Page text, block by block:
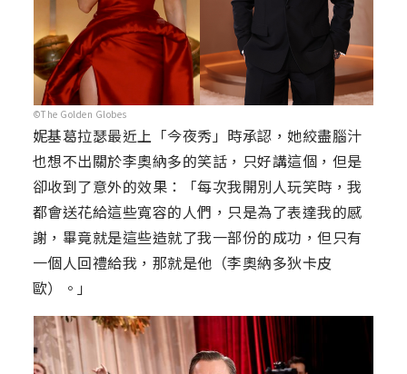
©The Golden Globes
妮基葛拉瑟最近上「今夜秀」時承認，她絞盡腦汁
也想不出關於李奧納多的笑話，只好講這個，但是
卻收到了意外的效果：「每次我開別人玩笑時，我
都會送花給這些寬容的人們，只是為了表達我的感
謝，畢竟就是這些造就了我一部份的成功，但只有
一個人回禮給我，那就是他（李奧納多狄卡皮
歐）。」